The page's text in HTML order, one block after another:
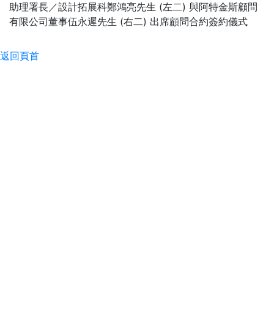
助理署長／設計拓展科鄭鴻亮先生 (左二) 與阿特金斯顧問
有限公司董事伍永遲先生 (右二) 出席顧問合約簽約儀式
返回頁首